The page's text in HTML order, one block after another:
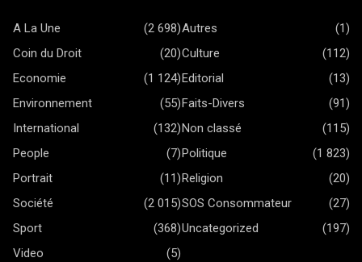
A La Une (2 698)Autres
(1)
Coin du Droit
(20)Culture
(112)
Economie
(1 124)Editorial
(13)
Environnement
(55)Faits-Divers
(91)
International
(132)Non classé
(115)
People
(7)Politique
(1 823)
Portrait
(11)Religion
(20)
Société
(2 015)SOS Consommateur
(27)
Sport
(368)Uncategorized
(197)
Video
(5)